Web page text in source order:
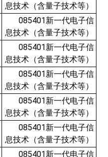
息技术（含量子技术等）
085401新一代电子信
息技术（含量子技术等）
085401新一代电子信
息技术（含量子技术等）
085401新一代电子信
息技术（含量子技术等）
085401新一代电子信
息技术（含量子技术等）
085401新一代电子信
息技术（含量子技术等）
085401新一代电子信